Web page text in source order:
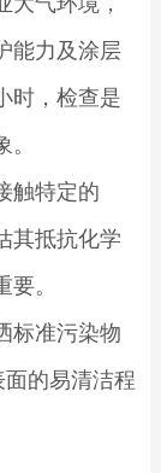
能力及涂层
时，检查是
触特定的
其抵抗化学
。
标准污染物
的易清洁程